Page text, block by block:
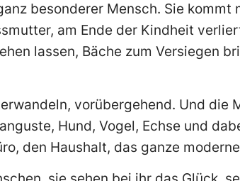
besonderer Mensch. Sie kommt
am Ende der Kindheit
lassen, Bäche zum Versiegen
vorübergehend. Und die
Hund, Vogel, Echse und
den Haushalt, das ganze